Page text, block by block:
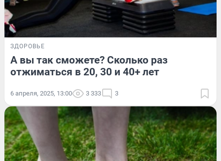
ЗДОРОВЬЕ
А вы так сможете? Сколько раз
отжиматься в 20, 30 и 40+ лет
6 апреля, 2025, 13:00 3 333 3